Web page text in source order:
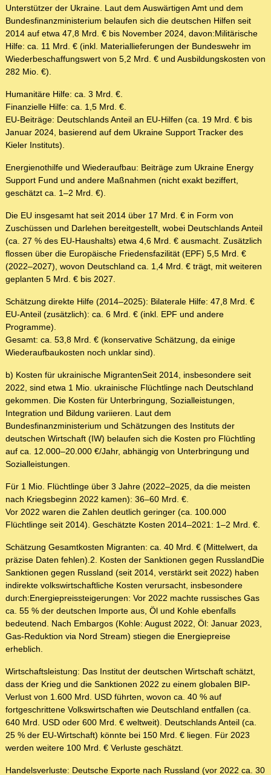
Unterstützer der Ukraine. Laut dem Auswärtigen Amt und dem
Bundesfinanzministerium belaufen sich die deutschen Hilfen seit
2014 auf etwa 47,8 Mrd. € bis November 2024, davon:Militärische
Hilfe: ca. 11 Mrd. € (inkl. Materiallieferungen der Bundeswehr im
Wiederbeschaffungswert von 5,2 Mrd. € und Ausbildungskosten von
282 Mio. €).
Humanitäre Hilfe: ca. 3 Mrd. €.
Finanzielle Hilfe: ca. 1,5 Mrd. €.
EU-Beiträge: Deutschlands Anteil an EU-Hilfen (ca. 19 Mrd. € bis
Januar 2024, basierend auf dem Ukraine Support Tracker des
Kieler Instituts).
Energienothilfe und Wiederaufbau: Beiträge zum Ukraine Energy
Support Fund und andere Maßnahmen (nicht exakt beziffert,
geschätzt ca. 1–2 Mrd. €).
Die EU insgesamt hat seit 2014 über 17 Mrd. € in Form von
Zuschüssen und Darlehen bereitgestellt, wobei Deutschlands Anteil
(ca. 27 % des EU-Haushalts) etwa 4,6 Mrd. € ausmacht. Zusätzlich
flossen über die Europäische Friedensfazilität (EPF) 5,5 Mrd. €
(2022–2027), wovon Deutschland ca. 1,4 Mrd. € trägt, mit weiteren
geplanten 5 Mrd. € bis 2027.
Schätzung direkte Hilfe (2014–2025): Bilaterale Hilfe: 47,8 Mrd. €
EU-Anteil (zusätzlich): ca. 6 Mrd. € (inkl. EPF und andere
Programme).
Gesamt: ca. 53,8 Mrd. € (konservative Schätzung, da einige
Wiederaufbaukosten noch unklar sind).
b) Kosten für ukrainische MigrantenSeit 2014, insbesondere seit
2022, sind etwa 1 Mio. ukrainische Flüchtlinge nach Deutschland
gekommen. Die Kosten für Unterbringung, Sozialleistungen,
Integration und Bildung variieren. Laut dem
Bundesfinanzministerium und Schätzungen des Instituts der
deutschen Wirtschaft (IW) belaufen sich die Kosten pro Flüchtling
auf ca. 12.000–20.000 €/Jahr, abhängig von Unterbringung und
Sozialleistungen.
Für 1 Mio. Flüchtlinge über 3 Jahre (2022–2025, da die meisten
nach Kriegsbeginn 2022 kamen): 36–60 Mrd. €.
Vor 2022 waren die Zahlen deutlich geringer (ca. 100.000
Flüchtlinge seit 2014). Geschätzte Kosten 2014–2021: 1–2 Mrd. €.
Schätzung Gesamtkosten Migranten: ca. 40 Mrd. € (Mittelwert, da
präzise Daten fehlen).2. Kosten der Sanktionen gegen RusslandDie
Sanktionen gegen Russland (seit 2014, verstärkt seit 2022) haben
indirekte volkswirtschaftliche Kosten verursacht, insbesondere
durch:Energiepreissteigerungen: Vor 2022 machte russisches Gas
ca. 55 % der deutschen Importe aus, Öl und Kohle ebenfalls
bedeutend. Nach Embargos (Kohle: August 2022, Öl: Januar 2023,
Gas-Reduktion via Nord Stream) stiegen die Energiepreise
erheblich.
Wirtschaftsleistung: Das Institut der deutschen Wirtschaft schätzt,
dass der Krieg und die Sanktionen 2022 zu einem globalen BIP-
Verlust von 1.600 Mrd. USD führten, wovon ca. 40 % auf
fortgeschrittene Volkswirtschaften wie Deutschland entfallen (ca.
640 Mrd. USD oder 600 Mrd. € weltweit). Deutschlands Anteil (ca.
25 % der EU-Wirtschaft) könnte bei 150 Mrd. € liegen. Für 2023
werden weitere 100 Mrd. € Verluste geschätzt.
Handelsverluste: Deutsche Exporte nach Russland (vor 2022 ca. 30